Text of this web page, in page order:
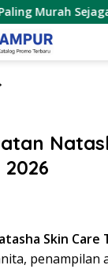
8 – 15
Skin Care
penampilan